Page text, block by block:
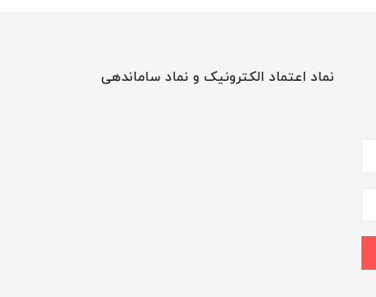
نماد اعتماد الکترونیک و نماد ساماندهی